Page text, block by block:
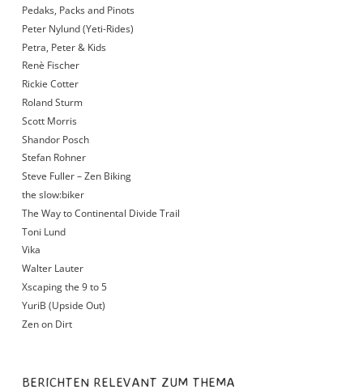
Pedaks, Packs and Pinots
Peter Nylund (Yeti-Rides)
Petra, Peter & Kids
Renè Fischer
Rickie Cotter
Roland Sturm
Scott Morris
Shandor Posch
Stefan Rohner
Steve Fuller – Zen Biking
the slow:biker
The Way to Continental Divide Trail
Toni Lund
Vika
Walter Lauter
Xscaping the 9 to 5
YuriB (Upside Out)
Zen on Dirt
BERICHTEN RELEVANT ZUM THEMA